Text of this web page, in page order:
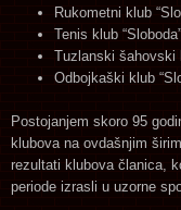
Rukometni klub
Tenis klub “Sloboda”
Tuzlanski šahovski
Odbojkaški klub
Postojanjem skoro 95
klubova na ovdašnjim
rezultati klubova članica,
periode izrasli u uzorne